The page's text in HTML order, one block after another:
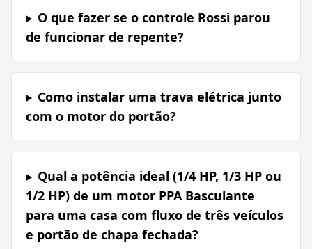
O que fazer se o controle Rossi parou
de funcionar de repente?
Como instalar uma trava elétrica junto
com o motor do portão?
Qual a potência ideal (1/4 HP, 1/3 HP ou
1/2 HP) de um motor PPA Basculante
para uma casa com fluxo de três veículos
e portão de chapa fechada?